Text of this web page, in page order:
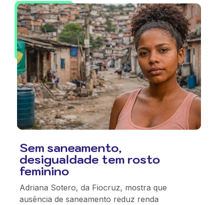
Sem saneamento,
desigualdade tem rosto
feminino
Adriana Sotero, da Fiocruz, mostra que
ausência de saneamento reduz renda